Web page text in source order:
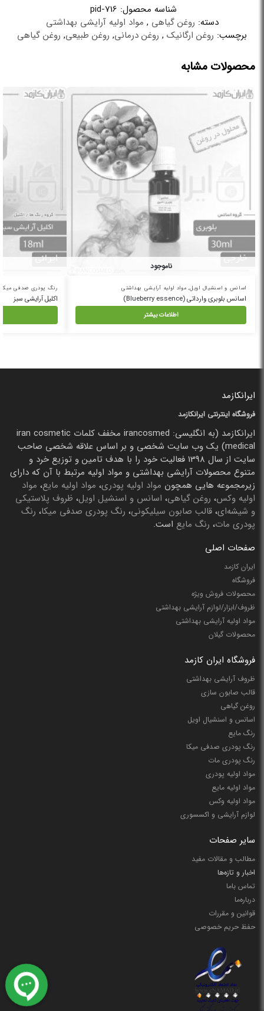
شناسه محصول: pid-716
دسته: روغن گیاهی , مواد اولیه آرایشی بهداشتی
برچسب: روغن ارگانیک , روغن درمانی, روغن طبیعی, روغن گیاهی
محصولات مشابه
ناموجود
اسانس و اسنشیال اویل, مواد اولیه آرایشی بهداشتی
اسانس بلوبری وارداتی (Blueberry essence)
اطلاعات بیشتر
رنگ پودری صدفی میکا
اکلیل آرایشی سبز
ایرانکازمد
فروشگاه اینترنتی ایرانکازمد
ایرانکازمد (به انگلیسی: irancosmed مخفف کلمات iran cosmetic
medical) یک وب سایت شخصی و بر اساس علاقه شخصی صاحب
سایت از سال 1398 فعالیت خود را با هدف تامین و توزیع خرد و
متنوع محصولات آرایشی بهداشتی و مواد اولیه مرتبط با آن که دارای
زیرمجموعه هایی همچون مواد اولیه پودری، مواد اولیه مایع، مواد
اولیه وکس، روغن گیاهی، اسانس و اسنشیل اویل، ظروف پلاستیکی
و شیشه‌ای، قالب صابون سیلیکونی، رنگ پودری صدفی میکا، رنگ
پودری مات، رنگ مایع است.
صفحات اصلی
ایران کازمد
فروشگاه
محصولات فروش ویژه
ظروف/ابزار/لوازم آرایشی بهداشتی
مواد اولیه آرایشی بهداشتی
محصولات گیلان
فروشگاه ایران کازمد
ظروف آرایشی بهداشتی
قالب صابون سازی
روغن گیاهی
اسانس و اسنشیال اویل
رنگ مایع
رنگ پودری صدفی میکا
رنگ پودری مات
مواد اولیه پودری
مواد اولیه مایع
مواد اولیه وکس
لوازم آرایشی و اکسسوری
سایر صفحات
مطالب و مقالات مفید
اخبار و تازه‌ها
تماس باما
درباره‌ما
قوانین و مقررات
حفظ حریم خصوصی